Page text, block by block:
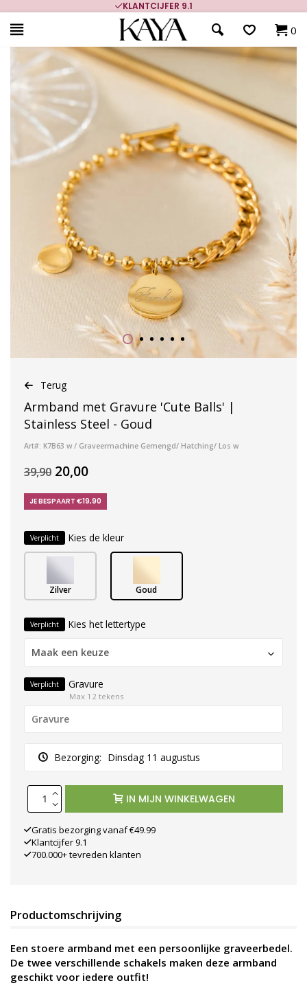
KLANTCIJFER 9.1
0
Terug
Armband met Gravure 'Cute Balls' |
Stainless Steel - Goud
Art#: K7B63 w / Graveermachine Gemengd/ Hatching/ Los w
39,90 20,00
JE BESPAART €19,90
Verplicht Kies de kleur
Zilver Goud
Verplicht Kies het lettertype
Maak een keuze
Verplicht Gravure
Max 12 tekens
Bezorging: Dinsdag 11 augustus
IN MIJN WINKELWAGEN
Gratis bezorging vanaf €49.99
Klantcijfer 9.1
700.000+ tevreden klanten
Productomschrijving
Een stoere armband met een persoonlijke graveerbedel.
De twee verschillende schakels maken deze armband
geschikt voor iedere outfit!